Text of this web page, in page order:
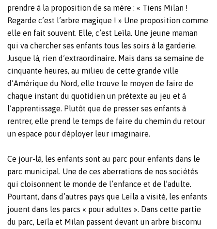
prendre à la proposition de sa mère : « Tiens Milan !
Regarde c’est l’arbre magique ! » Une proposition comme
elle en fait souvent. Elle, c’est Leïla. Une jeune maman
qui va chercher ses enfants tous les soirs à la garderie.
Jusque là, rien d’extraordinaire. Mais dans sa semaine de
cinquante heures, au milieu de cette grande ville
d’Amérique du Nord, elle trouve le moyen de faire de
chaque instant du quotidien un prétexte au jeu et à
l’apprentissage. Plutôt que de presser ses enfants à
rentrer, elle prend le temps de faire du chemin du retour
un espace pour déployer leur imaginaire.
Ce jour-là, les enfants sont au parc pour enfants dans le
parc municipal. Une de ces aberrations de nos sociétés
qui cloisonnent le monde de l’enfance et de l’adulte.
Pourtant, dans d’autres pays que Leïla a visité, les enfants
jouent dans les parcs « pour adultes ». Dans cette partie
du parc, Leïla et Milan passent devant un arbre biscornu